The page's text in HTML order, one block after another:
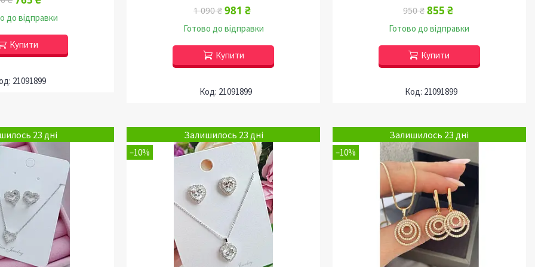
до відправки
Купити
21091899
1 090 ₴ 981 ₴
Готово до відправки
Купити
21091899
950 ₴ 855 ₴
Готово до відправки
Купити
21091899
23 дні Залишилось 23 дні
–10%
Залишилось 23 дні
–10%